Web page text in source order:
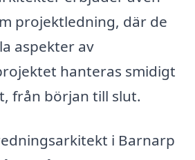
projektledning, där de
aspekter av
hanteras smidigt
från början till slut.
i Barnarp